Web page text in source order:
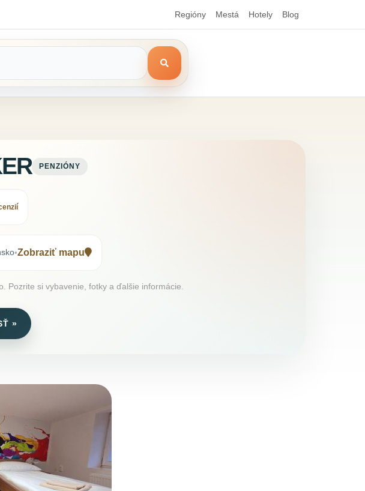
Regióny Mestá Hotely Blog
PENZIÓNY
•Zobraziť mapu
Pozrite si vybavenie, fotky a ďalšie informácie.
»